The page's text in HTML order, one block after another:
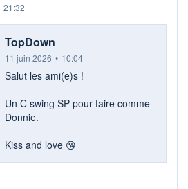
21:32
TopDown
11 juin 2026 • 10:04
Salut les ami(e)s !
Un C swing SP pour faire comme
Donnie.
Kiss and love 😘